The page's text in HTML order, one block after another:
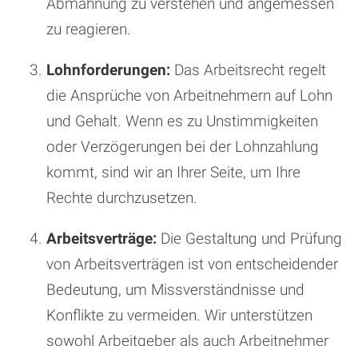
Abmahnung zu verstehen und angemessen
zu reagieren.
Lohnforderungen: Das Arbeitsrecht regelt
die Ansprüche von Arbeitnehmern auf Lohn
und Gehalt. Wenn es zu Unstimmigkeiten
oder Verzögerungen bei der Lohnzahlung
kommt, sind wir an Ihrer Seite, um Ihre
Rechte durchzusetzen.
Arbeitsverträge: Die Gestaltung und Prüfung
von Arbeitsverträgen ist von entscheidender
Bedeutung, um Missverständnisse und
Konflikte zu vermeiden. Wir unterstützen
sowohl Arbeitgeber als auch Arbeitnehmer